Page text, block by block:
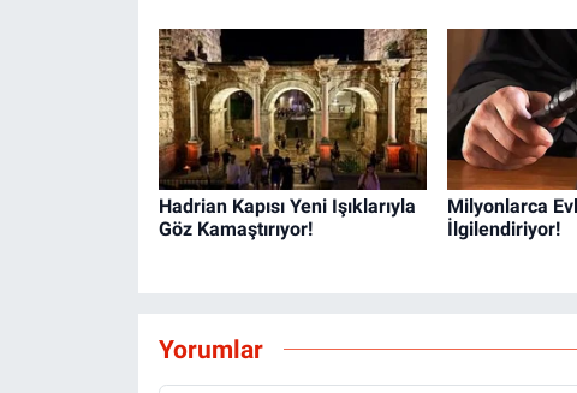
Hadrian Kapısı Yeni Işıklarıyla
Göz Kamaştırıyor!
Milyonlarca
İlgilendiriyor!
Yorumlar